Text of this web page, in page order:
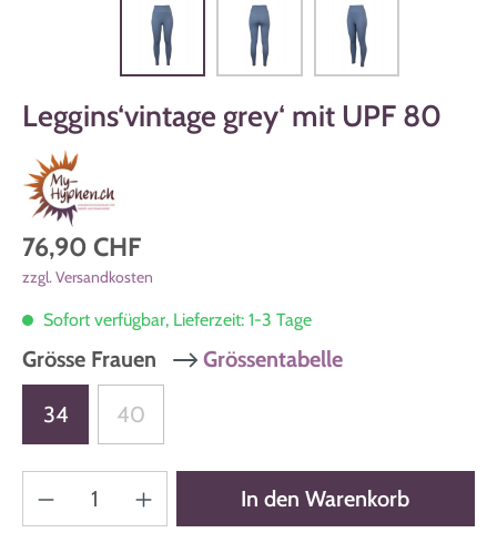
Leggins‘vintage grey‘ mit UPF 80
76,90 CHF
zzgl. Versandkosten
Sofort verfügbar, Lieferzeit: 1-3 Tage
Grösse Frauen Grössentabelle
34 40
In den Warenkorb